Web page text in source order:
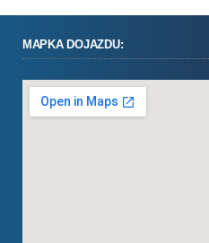
MAPKA DOJAZDU: